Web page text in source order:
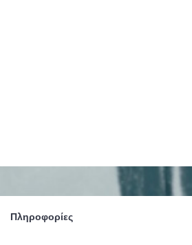
Πληροφορίες